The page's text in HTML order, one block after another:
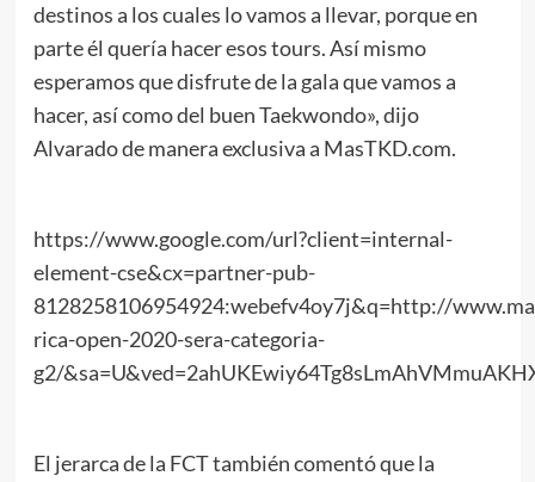
destinos a los cuales lo vamos a llevar, porque en
parte él quería hacer esos tours. Así mismo
esperamos que disfrute de la gala que vamos a
hacer, así como del buen Taekwondo», dijo
Alvarado de manera exclusiva a MasTKD.com.
https://www.google.com/url?client=internal-
element-cse&cx=partner-pub-
8128258106954924:webefv4oy7j&q=http://
rica-open-2020-sera-categoria-
g2/
El jerarca de la FCT también comentó que la